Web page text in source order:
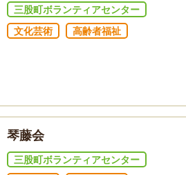
三股町ボランティアセンター
文化芸術
高齢者福祉
琴藤会
三股町ボランティアセンター